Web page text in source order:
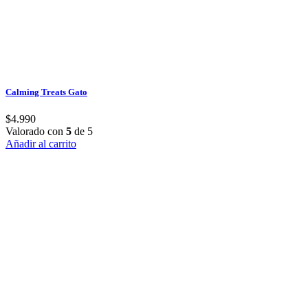
Calming Treats Gato
$4.990
Valorado con 5 de 5
Añadir al carrito